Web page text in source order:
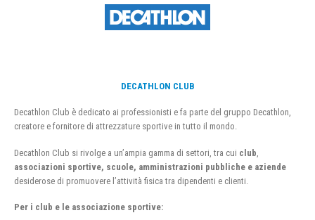
DECATHLON CLUB
Decathlon Club è dedicato ai professionisti e fa parte del gruppo Decathlon,
creatore e fornitore di attrezzature sportive in tutto il mondo.
Decathlon Club si rivolge a un’ampia gamma di settori, tra cui club
associazioni sportive, scuole, amministrazioni pubbliche e aziende
desiderose di promuovere l’attività fisica tra dipendenti e clienti.
Per i club e le associazione sportive: